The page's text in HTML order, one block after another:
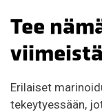
Tee
Erilaiset
tekeytyessään,